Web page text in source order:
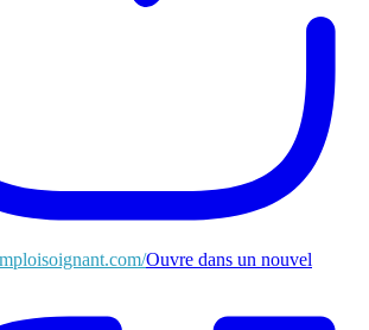
Ouvre dans un nouvel